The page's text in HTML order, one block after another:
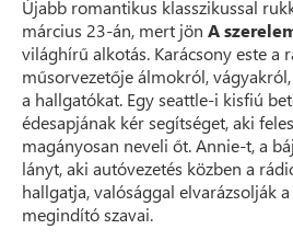
Újabb romantikus klasszikussal
március 23-án, mert jön A
világhírű alkotás. Karácsony este a
műsorvezetője álmokról,
a hallgatókat. Egy seattle-i kisfiú
édesapjának kér segítséget, aki
magányosan neveli őt. Annie-t, a
lányt, aki autóvezetés közben a
hallgatja, valósággal elvarázsolják
megindító szavai.